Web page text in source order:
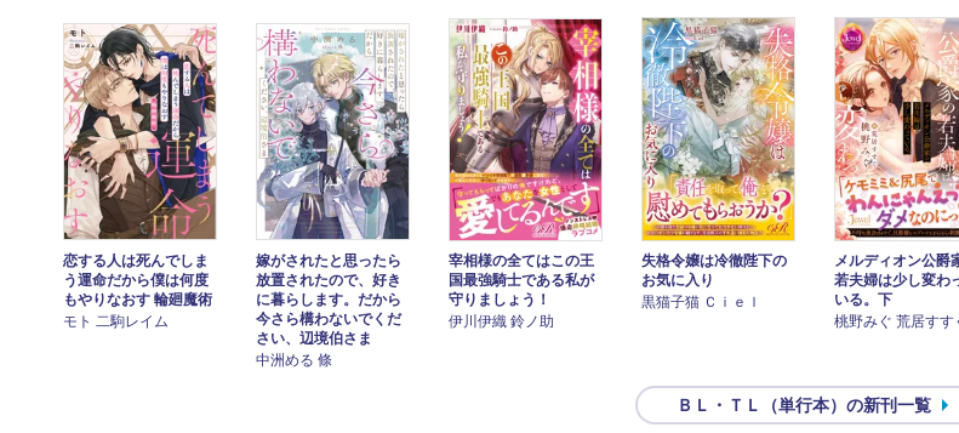
恋する人は死んでしま
う運命だから僕は何度
もやりなおす 輪廻魔術
モト 二駒レイム
嫁がされたと思ったら
放置されたので、好き
に暮らします。だから
今さら構わないでくだ
さい、辺境伯さま
中洲める 條
宰相様の全てはこの王
国最強騎士である私が
守りましょう！
伊川伊織 鈴ノ助
失格令嬢は冷徹陛下の
お気に入り
黒猫子猫 Ｃｉｅｌ
メルディオン公爵
若夫婦は少し変わ
いる。下
桃野みぐ 荒居すす
ＢＬ・ＴＬ（単行本）の新刊一覧